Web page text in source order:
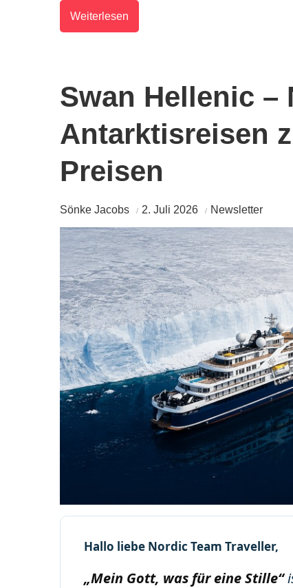
Weiterlesen
Swan Hellenic –
Antarktisreisen
Preisen
Sönke Jacobs 2. Juli 2026 Newsletter
Hallo liebe Nordic Team Traveller,
„Mein Gott, was für eine Stille“